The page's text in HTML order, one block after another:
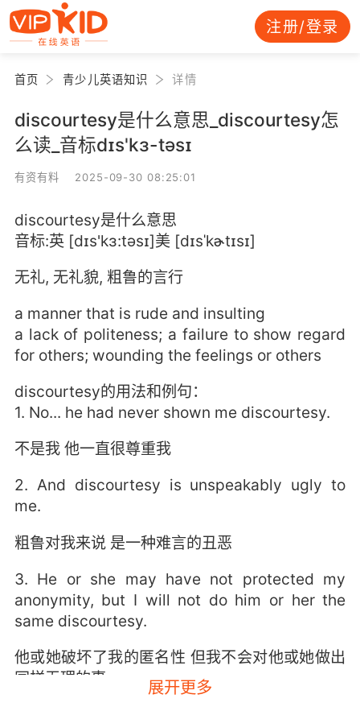
注册/登录
首页 青少儿英语知识 详情
discourtesy是什么意思_discourtesy怎
么读_音标dɪs'kɜ-təsɪ
有资有料 2025-09-30 08:25:01
discourtesy是什么意思
音标:英 [dɪs'kɜ:təsɪ]美 [dɪsˈkɚtɪsɪ]
无礼, 无礼貌, 粗鲁的言行
a manner that is rude and insulting
a lack of politeness; a failure to show regard
for others; wounding the feelings or others
discourtesy的用法和例句：
1. No... he had never shown me discourtesy.
不是我 他一直很尊重我
2. And discourtesy is unspeakably ugly to
me.
粗鲁对我来说 是一种难言的丑恶
3. He or she may have not protected my
anonymity, but I will not do him or her the
same discourtesy.
他或她破坏了我的匿名性 但我不会对他或她做出
同样无理的事
展开更多